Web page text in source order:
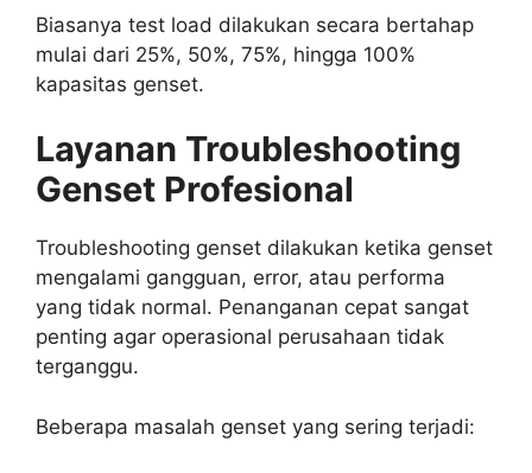
Biasanya test load dilakukan secara bertahap
mulai dari 25%, 50%, 75%, hingga 100%
kapasitas genset.
Layanan Troubleshooting
Genset Profesional
Troubleshooting genset dilakukan ketika genset
mengalami gangguan, error, atau performa
yang tidak normal. Penanganan cepat sangat
penting agar operasional perusahaan tidak
terganggu.
Beberapa masalah genset yang sering terjadi: